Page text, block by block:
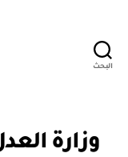
البحث
التصنيفات
وزارة